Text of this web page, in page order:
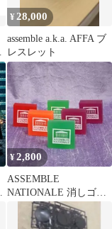
¥28,000
assemble a.k.a. AFFA ブ
レスレット
¥2,800
ASSEMBLE
NATIONALE 消しゴム6
個セット